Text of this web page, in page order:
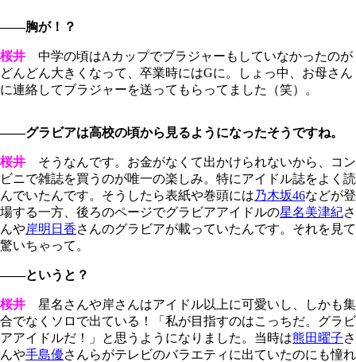
――胸が！？
桜井 中学の頃はAカップでブラジャーもしていなかったのが
どんどん大きくなって、卒業時にはGに。しょっ中、お母さん
に連絡してブラジャーを送ってもらってました（笑）。
――グラビアは高校の頃から見るようになったそうですね。
桜井 そうなんです。お金がなくて出かけられないから、コン
ビニで雑誌を買うのが唯一の楽しみ。特にアイドル誌をよく読
んでいたんです。そうしたら表紙や巻頭には乃木坂46などが登
場する一方、後ろのページでグラビアアイドルの星名美津紀さ
んや岸明日香さんのグラビアが載っていたんです。それを見て
驚いちゃって。
――というと？
桜井 星名さんや岸さんはアイドル以上に可愛いし、しかも集
合でなくソロで出ている！「私が目指すのはこっちだ。グラビ
アアイドルだ！」と思うようになりました。当時は熊田曜子さ
んや手島優さんらがテレビのバラエティに出ていたのにも憧れ